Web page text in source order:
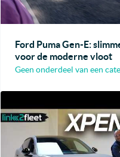
Ford Puma Gen-E:
voor de moderne vloot
Geen onderdeel van een